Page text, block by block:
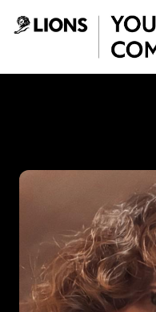
Saltar al contenido principal